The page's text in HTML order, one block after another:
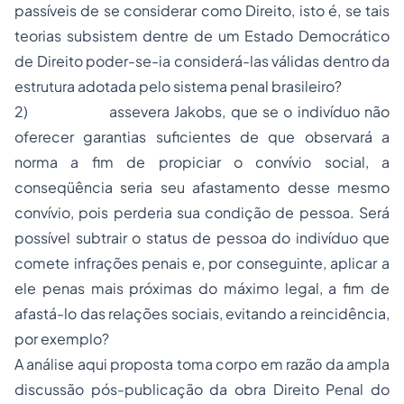
passíveis de se considerar como Direito, isto é, se tais
teorias subsistem dentre de um Estado Democrático
de Direito poder-se-ia considerá-las válidas dentro da
estrutura adotada pelo sistema penal brasileiro?
2) assevera Jakobs, que se o indivíduo não
oferecer garantias suficientes de que observará a
norma a fim de propiciar o convívio social, a
conseqüência seria seu afastamento desse mesmo
convívio, pois perderia sua condição de pessoa. Será
possível subtrair o status de pessoa do indivíduo que
comete infrações penais e, por conseguinte, aplicar a
ele penas mais próximas do máximo legal, a fim de
afastá-lo das relações sociais, evitando a reincidência,
por exemplo?
A análise aqui proposta toma corpo em razão da ampla
discussão pós-publicação da obra Direito Penal do